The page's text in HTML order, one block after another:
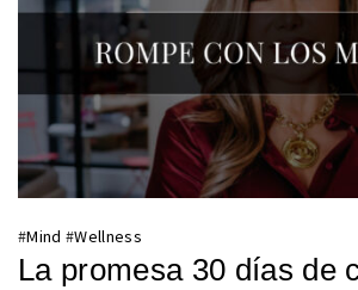
#Mind #Wellness
La promesa 30 días de